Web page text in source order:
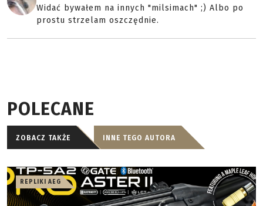
Widać bywałem na innych "milsimach" ;) Albo po
prostu strzelam oszczędnie.
POLECANE
ZOBACZ TAKŻE INNE TEGO AUTORA
REPLIKI AEG